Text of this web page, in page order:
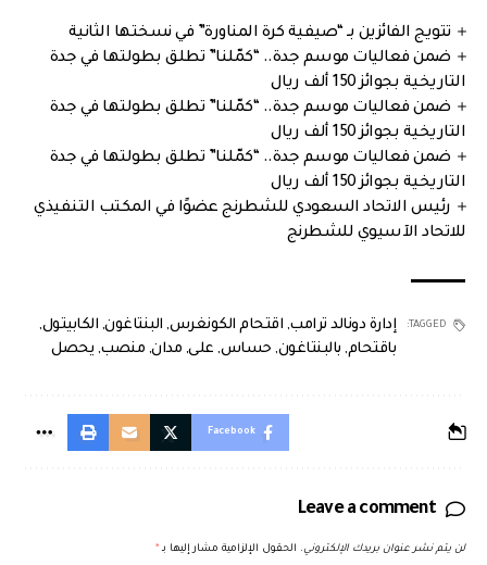
تتويج الفائزين بـ “صيفية كرة المناورة” في نسختها الثانية
ضمن فعاليات موسم جدة.. “كمّلنا” تطلق بطولتها في جدة
التاريخية بجوائز 150 ألف ريال
ضمن فعاليات موسم جدة.. “كمّلنا” تطلق بطولتها في جدة
التاريخية بجوائز 150 ألف ريال
ضمن فعاليات موسم جدة.. “كمّلنا” تطلق بطولتها في جدة
التاريخية بجوائز 150 ألف ريال
رئيس الاتحاد السعودي للشطرنج عضوًا في المكتب التنفيذي
للاتحاد الآسيوي للشطرنج
TAGGED: إدارة دونالد ترامب, اقتحام الكونغرس, البنتاغون, الكابيتول,
باقتحام, بالبنتاغون, حساس, على, مدان, منصب, يحصل
Facebook
Leave a comment
لن يتم نشر عنوان بريدك الإلكتروني. الحقول الإلزامية مشار إليها بـ *